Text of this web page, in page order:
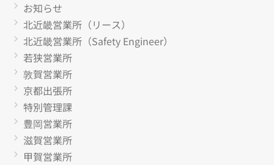
お知らせ
北近畿営業所（リース）
北近畿営業所（Safety Engineer）
若狭営業所
敦賀営業所
京都出張所
特別管理課
豊岡営業所
滋賀営業所
甲賀営業所